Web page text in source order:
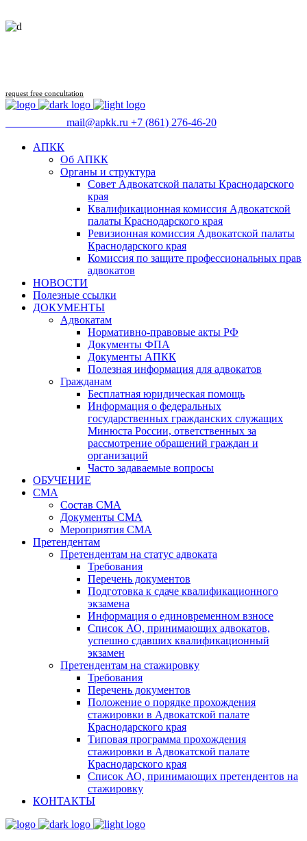
request free concultation
mail@apkk.ru +7 (861) 276-46-20
АПКК
Об АПКК
Органы и структура
Совет Адвокатской палаты Краснодарского
края
Квалификационная комиссия Адвокатской
палаты Краснодарского края
Ревизионная комиссия Адвокатской палаты
Краснодарского края
Комиссия по защите профессиональных прав
адвокатов
НОВОСТИ
Полезные ссылки
ДОКУМЕНТЫ
Адвокатам
Нормативно-правовые акты РФ
Документы ФПА
Документы АПКК
Полезная информация для адвокатов
Гражданам
Бесплатная юридическая помощь
Информация о федеральных
государственных гражданских служащих
Минюста России, ответственных за
рассмотрение обращений граждан и
организаций
Часто задаваемые вопросы
ОБУЧЕНИЕ
СМА
Состав СМА
Документы СМА
Мероприятия СМА
Претендентам
Претендентам на статус адвоката
Требования
Перечень документов
Подготовка к сдаче квалификационного
экзамена
Информация о единовременном взносе
Список АО, принимающих адвокатов,
успешно сдавших квалификационный
экзамен
Претендентам на стажировку
Требования
Перечень документов
Положение о порядке прохождения
стажировки в Адвокатской палате
Краснодарского края
Типовая программа прохождения
стажировки в Адвокатской палате
Краснодарского края
Список АО, принимающих претендентов на
стажировку
КОНТАКТЫ